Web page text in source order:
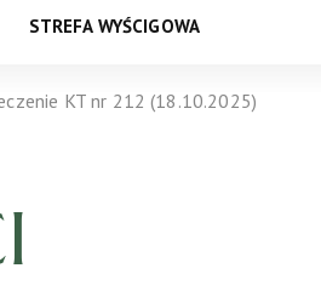
STREFA WYŚCIGOWA
KT nr 212 (18.10.2025)